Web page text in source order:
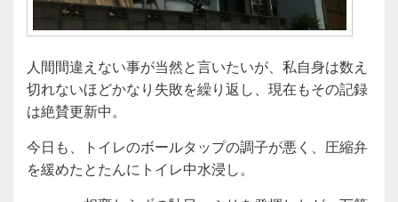
人間間違えない事が当然と言いたいが、私自身は数え
切れないほどかなり失敗を繰り返し、現在もその記録
は絶賛更新中。
今日も、トイレのボールタップの調子が悪く、圧縮弁
を緩めたとたんにトイレ中水浸し。